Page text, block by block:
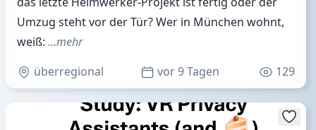
Umzug steht vor der Tür? Wer in München wohnt,
weiß: …mehr
überregional
vor 9 Tagen 129